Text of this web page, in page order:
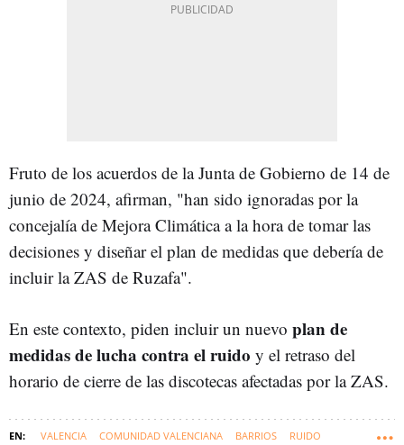
Fruto de los acuerdos de la Junta de Gobierno de 14 de
junio de 2024, afirman, "han sido ignoradas por la
concejalía de Mejora Climática a la hora de tomar las
decisiones y diseñar el plan de medidas que debería de
incluir la ZAS de Ruzafa".
En este contexto, piden incluir un nuevo plan de
medidas de lucha contra el ruido y el retraso del
horario de cierre de las discotecas afectadas por la ZAS.
VALENCIA COMUNIDAD VALENCIANA BARRIOS RUIDO